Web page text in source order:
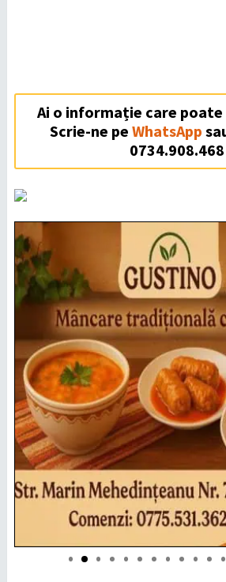
Ai o informație care poate
Scrie-ne pe WhatsApp
0734.908.468